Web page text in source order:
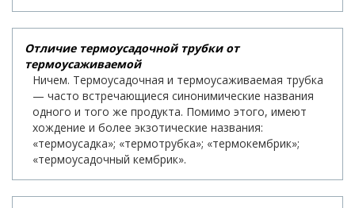
Отличие термоусадочной трубки от
термоусаживаемой
Ничем. Термоусадочная и термоусаживаемая трубка
— часто встречающиеся синонимические названия
одного и того же продукта. Помимо этого, имеют
хождение и более экзотические названия:
«термоусадка»; «термотрубка»; «термокембрик»;
«термоусадочный кембрик».